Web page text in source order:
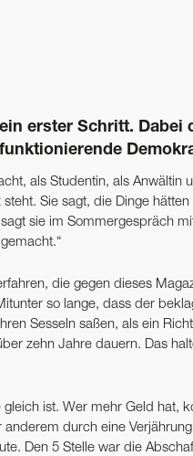
erster Schritt. Dabei
als Studentin, als Anwältin
Sie sagt, die Dinge
sie im Sommergespräch
die gegen dieses
so lange, dass der
Sesseln saßen, als ein
zehn Jahre dauern. Das
ist. Wer mehr Geld hat,
durch eine
Den 5 Stelle war die